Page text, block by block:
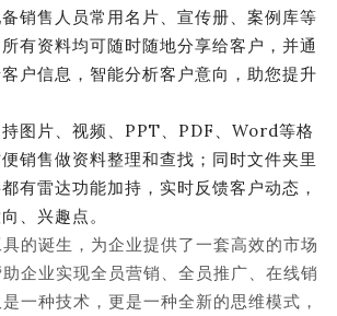
销售人员常用名片、宣传册、案例库等
有资料均可随时随地分享给客户，并通
户信息，智能分析客户意向，助您提升
图片、视频、PPT、PDF、Word等格
销售做资料整理和查找；同时文件夹里
有雷达功能加持，实时反馈客户动态，
、兴趣点。
的诞生，为企业提供了一套高效的市场
企业实现全员营销、全员推广、在线销
一种技术，更是一种全新的思维模式，